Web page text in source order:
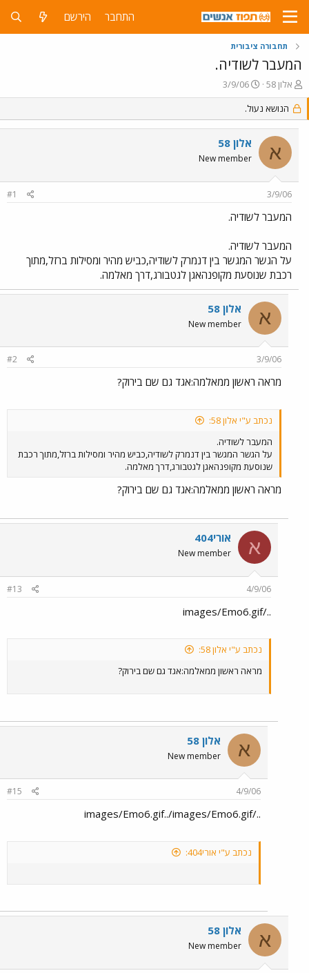
התחבר הירשם
תחבורה ציבורית
המעבר לשודיה.
פ
ו
ת
ח
נ
ו
א
אלון 58
פ
ו
ר
ס
ב
ת
ר
3/9/06
הנושא נעול.
א אלון 58
New member
3/9/06
#1
המעבר לשודיה.
המעבר לשודיה.
על הגשר המגשר בין דנמרק לשודיה,כביש מהיר ומסילות ברזל,מתוך
רכבת שנוסעת מקופנהאגן לגטבורג,דרך מאלמה.
א אלון 58
New member
3/9/06
#2
מראה ראשון ממאלמה:אגד גם שם בירוק?
נכתב ע"י אלון 58:
המעבר לשודיה.
על הגשר המגשר בין דנמרק לשודיה,כביש מהיר ומסילות ברזל,מתוך רכבת
שנוסעת מקופנהאגן לגטבורג,דרך מאלמה.
מראה ראשון ממאלמה:אגד גם שם בירוק?
א אורי404
New member
4/9/06
#13
../images/Emo6.gif
נכתב ע"י אלון 58:
מראה ראשון ממאלמה:אגד גם שם בירוק?
א אלון 58
New member
4/9/06
#15
../images/Emo6.gif../images/Emo6.gif
נכתב ע"י אורי404:
א אלון 58
New member